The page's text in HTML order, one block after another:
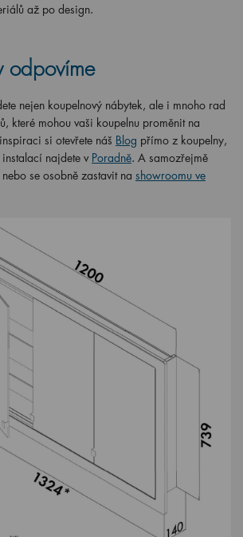
až po design.
odpovíme
nejen koupelnový nábytek, ale i mnoho rad
které mohou vaši koupelnu proměnit na
si otevřete náš Blog přímo z koupelny,
najdete v Poradně. A samozřejmě
se osobně zastavit na showroomu ve